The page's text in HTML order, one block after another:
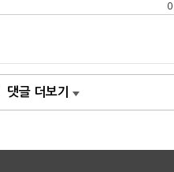
0
댓글 더보기